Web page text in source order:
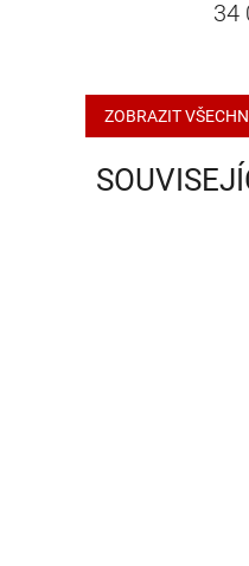
34
ZOBRAZIT